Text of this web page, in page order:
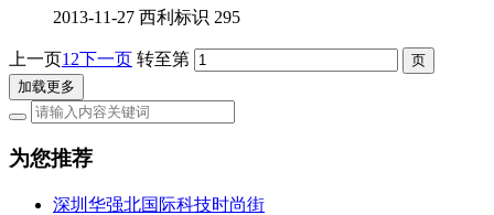
2013-11-27 西利标识 295
上一页1 2下一页 转至第
加载更多
为您推荐
深圳华强北国际科技时尚街